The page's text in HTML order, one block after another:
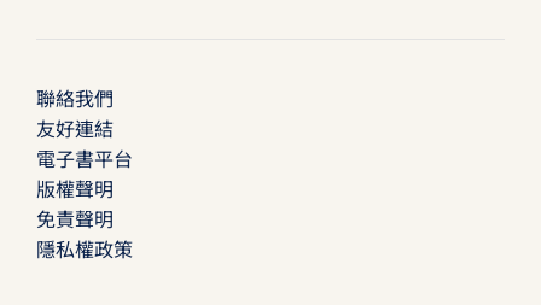
聯絡我們
友好連結
電子書平台
版權聲明
免責聲明
隱私權政策